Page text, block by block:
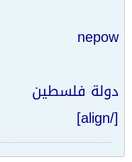
nepow
دولة فلسطين
[/align]